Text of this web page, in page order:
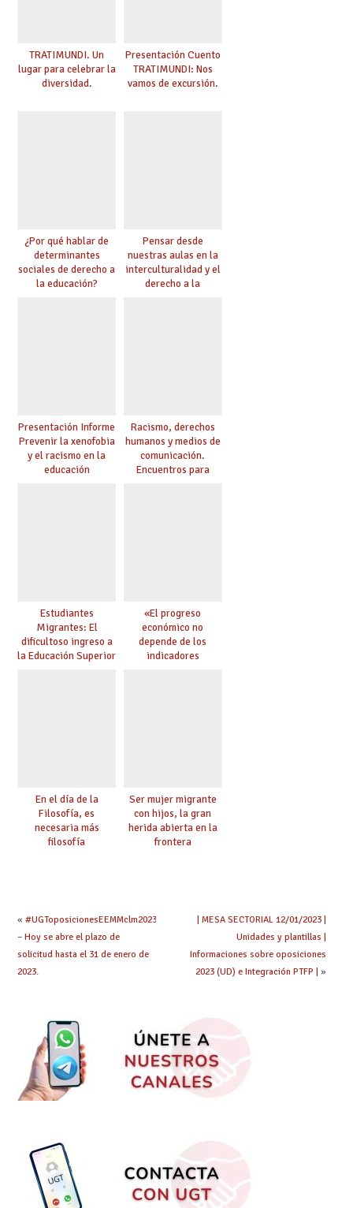
TRATIMUNDI. Un
lugar para celebrar la
diversidad.
Presentación Cuento
TRATIMUNDI: Nos
vamos de excursión.
¿Por qué hablar de
determinantes
sociales de derecho a
la educación?
Pensar desde
nuestras aulas en la
interculturalidad y el
derecho a la
Presentación Informe
Prevenir la xenofobia
y el racismo en la
educación
Racismo, derechos
humanos y medios de
comunicación.
Encuentros para
Estudiantes
Migrantes: El
dificultoso ingreso a
la Educación Superior
«El progreso
económico no
depende de los
indicadores
En el día de la
Filosofía, es
necesaria más
filosofía
Ser mujer migrante
con hijos, la gran
herida abierta en la
frontera
« #UGToposicionesEEMMclm2023
– Hoy se abre el plazo de
solicitud hasta el 31 de enero de
2023.
| MESA SECTORIAL 12/01/2023 |
Unidades y plantillas |
Informaciones sobre oposiciones
2023 (UD) e Integración PTFP |
»